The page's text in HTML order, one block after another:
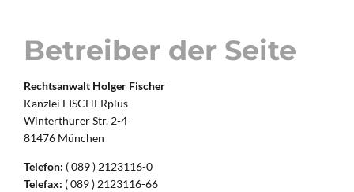
Betreiber der Seite
Rechtsanwalt Holger Fischer
Kanzlei FISCHERplus
Winterthurer Str. 2-4
81476 München
Telefon: ( 089 ) 2123116-0
Telefax: ( 089 ) 2123116-66